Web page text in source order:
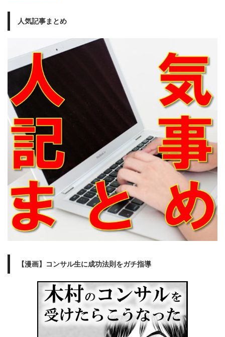
人気記事まとめ
【漫画】コンサル生に成功法則をガチ指導